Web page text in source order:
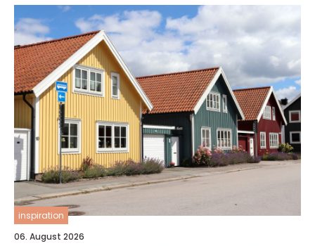
inspiration
06. August 2026